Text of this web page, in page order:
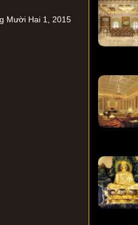
Mười Hai 1, 2015